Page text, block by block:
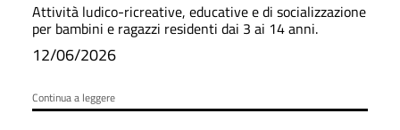
Attività ludico-ricreative, educative e di socializzazione
per bambini e ragazzi residenti dai 3 ai 14 anni.
12/06/2026
Continua a leggere